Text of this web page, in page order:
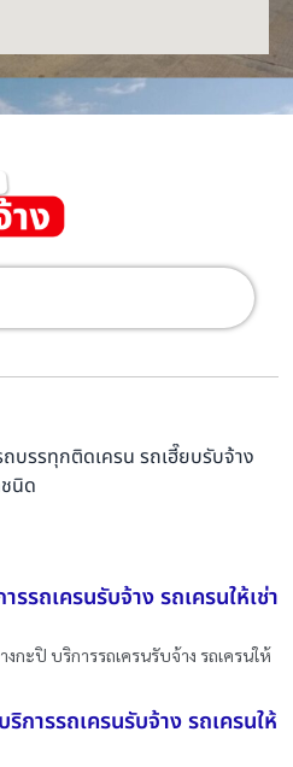
ถบรรทุกติดเครน รถเฮี๊ยบรับจ้าง
นิด
รถเครนรับจ้าง รถเครนให้เช่า
กะปิ บริการรถเครนรับจ้าง รถเครนให้
การรถเครนรับจ้าง รถเครนให้